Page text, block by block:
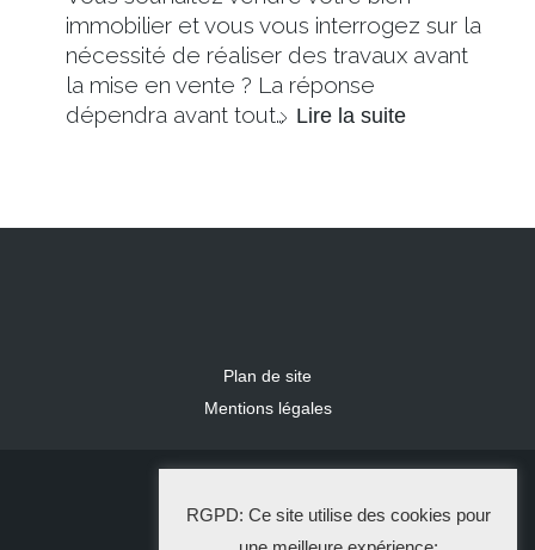
immobilier et vous vous interrogez sur la
nécessité de réaliser des travaux avant
la mise en vente ? La réponse
dépendra avant tout… Lire la suite
Plan de site
Mentions légales
La Solution Immo
RGPD: Ce site utilise des cookies pour